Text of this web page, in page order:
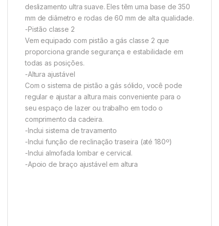
deslizamento ultra suave. Eles têm uma base de 350
mm de diâmetro e rodas de 60 mm de alta qualidade.
-Pistão classe 2
Vem equipado com pistão a gás classe 2 que
proporciona grande segurança e estabilidade em
todas as posições.
-Altura ajustável
Com o sistema de pistão a gás sólido, você pode
regular e ajustar a altura mais conveniente para o
seu espaço de lazer ou trabalho em todo o
comprimento da cadeira.
-Inclui sistema de travamento
-Inclui função de reclinação traseira (até 180º)
-Inclui almofada lombar e cervical.
-Apoio de braço ajustável em altura